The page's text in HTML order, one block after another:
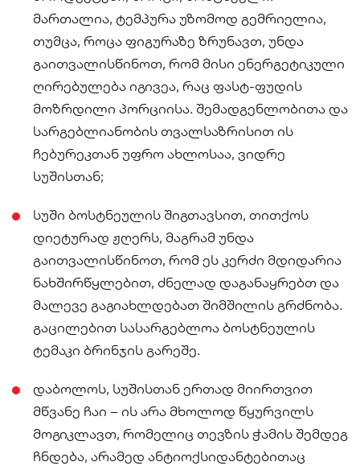
მართალია, ტემპურა უზომოდ გემრიელია,
თუმცა, როცა ფიგურაზე ზრუნავთ, უნდა
გაითვალისწინოთ, რომ მისი ენერგეტიკული
ღირებულება იგივეა, რაც ფასტ-ფუდის
მოზრდილი პორციისა. შემადგენლობითა და
სარგებლიანობის თვალსაზრისით ის
ჩებურეკთან უფრო ახლოსაა, ვიდრე
სუშისთან;
სუში ბოსტნეულის შიგთავსით, თითქოს
დიეტურად ჟღერს, მაგრამ უნდა
გაითვალისწინოთ, რომ ეს კერძი მდიდარია
ნახშირწყლებით, ძნელად დაგანაყრებთ და
მალევე გაგიახლდებათ შიმშილის გრძნობა.
გაცილებით სასარგებლოა ბოსტნეულის
ტემაკი ბრინჯის გარეშე.
დაბოლოს, სუშისთან ერთად მიირთვით
მწვანე ჩაი – ის არა მხოლოდ წყურვილს
მოგიკლავთ, რომელიც თევზის ჭამის შემდეგ
ჩნდება, არამედ ანტიოქსიდანტებითაც